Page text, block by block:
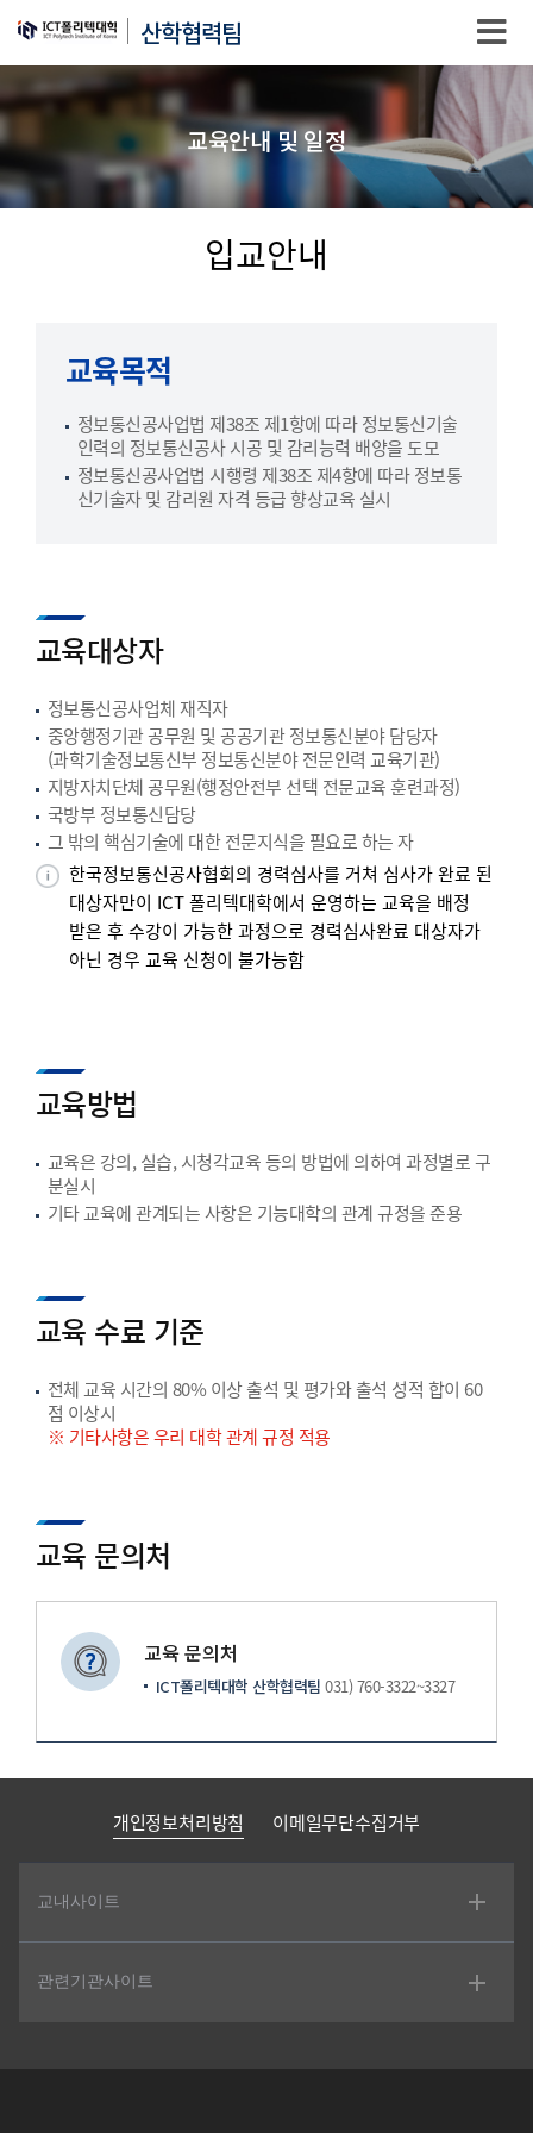
산학협력팀
교육안내 및 일정
입교안내
교육목적
정보통신공사업법 제38조 제1항에 따라 정보통신기술
인력의 정보통신공사 시공 및 감리능력 배양을 도모
정보통신공사업법 시행령 제38조 제4항에 따라 정보통
신기술자 및 감리원 자격 등급 향상교육 실시
교육대상자
정보통신공사업체 재직자
중앙행정기관 공무원 및 공공기관 정보통신분야 담당자
(과학기술정보통신부 정보통신분야 전문인력 교육기관)
지방자치단체 공무원(행정안전부 선택 전문교육 훈련과정)
국방부 정보통신담당
그 밖의 핵심기술에 대한 전문지식을 필요로 하는 자
한국정보통신공사협회의 경력심사를 거쳐 심사가 완료 된
대상자만이 ICT 폴리텍대학에서 운영하는 교육을 배정
받은 후 수강이 가능한 과정으로 경력심사완료 대상자가
아닌 경우 교육 신청이 불가능함
교육방법
교육은 강의, 실습, 시청각교육 등의 방법에 의하여 과정별로 구
분실시
기타 교육에 관계되는 사항은 기능대학의 관계 규정을 준용
교육 수료 기준
전체 교육 시간의 80% 이상 출석 및 평가와 출석 성적 합이 60
점 이상시
※ 기타사항은 우리 대학 관계 규정 적용
교육 문의처
교육 문의처
ICT폴리텍대학 산학협력팀 031) 760-3322~3327
개인정보처리방침 이메일무단수집거부
교내사이트
관련기관사이트